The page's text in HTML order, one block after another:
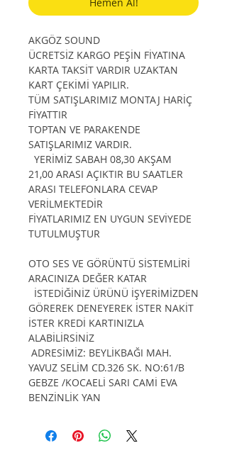
AKGÖZ SOUND
ÜCRETSİZ KARGO PEŞİN FİYATINA
KARTA TAKSİT VARDIR UZAKTAN
KART ÇEKİMİ YAPILIR.
TÜM SATIŞLARIMIZ MONTAJ HARİÇ
FİYATTIR
TOPTAN VE PARAKENDE
SATIŞLARIMIZ VARDIR.
​ YERİMİZ SABAH 08,30 AKŞAM
21,00 ARASI AÇIKTIR BU SAATLER
ARASI TELEFONLARA CEVAP
VERİLMEKTEDİR
FİYATLARIMIZ EN UYGUN SEVİYEDE
TUTULMUŞTUR
OTO SES VE GÖRÜNTÜ SİSTEMLİRİ
ARACINIZA DEĞER KATAR
İSTEDİĞİNİZ ÜRÜNÜ İŞYERİMİZDEN
GÖREREK DENEYEREK İSTER NAKİT
İSTER KREDİ KARTINIZLA
ALABİLİRSİNİZ
ADRESİMİZ: BEYLİKBAĞI MAH.
YAVUZ SELİM CD.326 SK. NO:61/B
GEBZE /KOCAELİ SARI CAMİ EVA
BENZİNLİK YAN